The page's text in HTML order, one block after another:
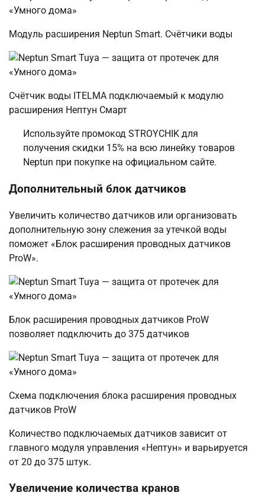
Модуль расширения Neptun Smart. Счётчики воды
Счётчик воды ITELMA подключаемый к модулю
расширения Нептун Смарт
Используйте промокод STROYCHIK для
получения скидки 15% на всю линейку товаров
Neptun при покупке на официальном сайте.
Дополнительный блок датчиков
Увеличить количество датчиков или организовать
дополнительную зону слежения за утечкой воды
поможет «Блок расширения проводных датчиков
ProW».
Блок расширения проводных датчиков ProW
позволяет подключить до 375 датчиков
Схема подключения блока расширения проводных
датчиков ProW
Количество подключаемых датчиков зависит от
главного модуля управления «Нептун» и варьируется
от 20 до 375 штук.
Увеличение количества кранов